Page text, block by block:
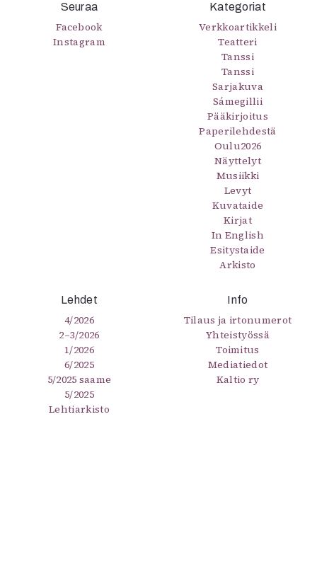
Seuraa
Facebook
Instagram
Kategoriat
Verkkoartikkeli
Teatteri
Tanssi
Tanssi
Sarjakuva
Sámegillii
Pääkirjoitus
Paperilehdestä
Oulu2026
Näyttelyt
Musiikki
Levyt
Kuvataide
Kirjat
In English
Esitystaide
Arkisto
Lehdet
4/2026
2–3/2026
1/2026
6/2025
5/2025 saame
5/2025
Lehtiarkisto
Info
Tilaus ja irtonumerot
Yhteistyössä
Toimitus
Mediatiedot
Kaltio ry